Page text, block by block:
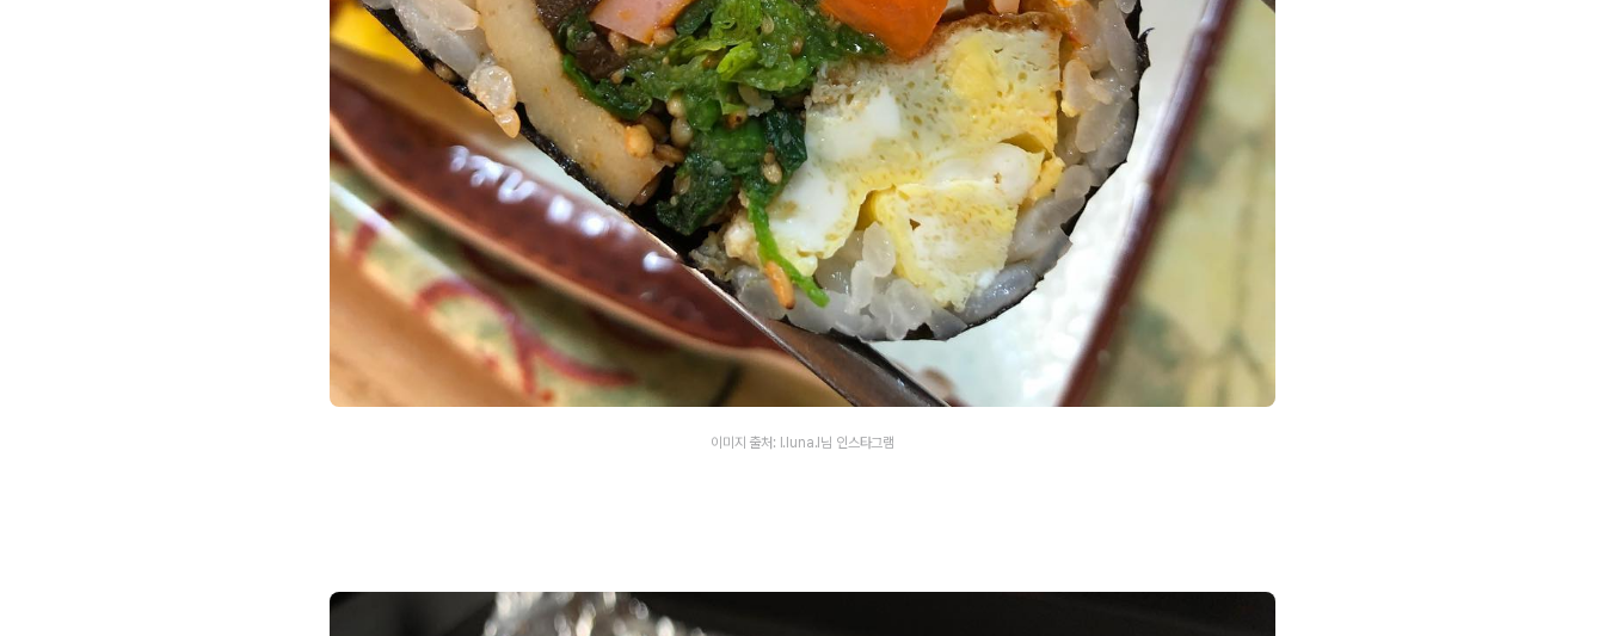
이미지 출처: l.luna.l님 인스타그램